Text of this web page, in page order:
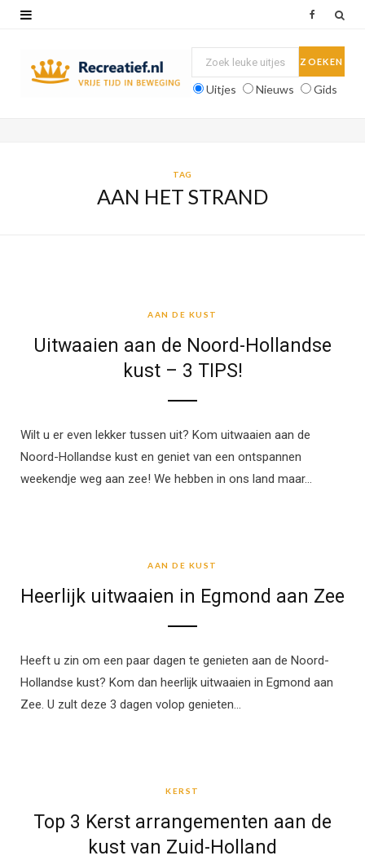
Uitjes Nieuws Gids
TAG
AAN HET STRAND
AAN DE KUST
Uitwaaien aan de Noord-Hollandse
kust – 3 TIPS!
Wilt u er even lekker tussen uit? Kom uitwaaien aan de
Noord-Hollandse kust en geniet van een ontspannen
weekendje weg aan zee! We hebben in ons land maar…
AAN DE KUST
Heerlijk uitwaaien in Egmond aan Zee
Heeft u zin om een paar dagen te genieten aan de Noord-
Hollandse kust? Kom dan heerlijk uitwaaien in Egmond aan
Zee. U zult deze 3 dagen volop genieten…
KERST
Top 3 Kerst arrangementen aan de
kust van Zuid-Holland